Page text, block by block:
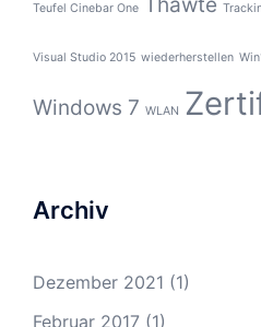
Teufel Cinebar One
Visual Studio 2015 wiederherstellen
Windows 7 WLAN
Archiv
Dezember 2021 (1)
Februar 2017 (1)